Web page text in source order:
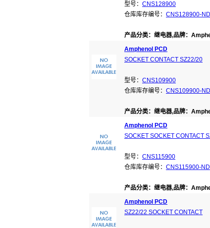
型号： CNS128900
仓库库存编号： CNS128900-ND
产品分类：继电器,品牌：
Amphenol PCD
SOCKET CONTACT SZ22/20
型号： CNS109900
仓库库存编号： CNS109900-ND
产品分类：继电器,品牌：
Amphenol PCD
SOCKET SOCKET CONTACT
型号： CNS115900
仓库库存编号： CNS115900-ND
产品分类：继电器,品牌：
Amphenol PCD
SZ22/22 SOCKET CONTACT